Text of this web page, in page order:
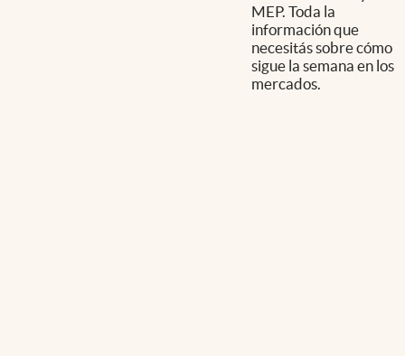
MEP. Toda la
información que
necesitás sobre cómo
sigue la semana en los
mercados.